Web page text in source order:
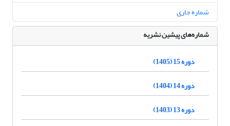
شماره جاری
شماره‌های پیشین نشریه
دوره 15 (1405)
دوره 14 (1404)
دوره 13 (1403)